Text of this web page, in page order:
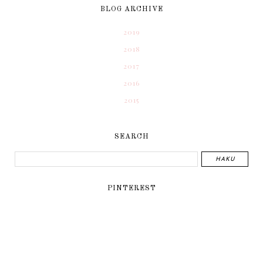
BLOG ARCHIVE
2019
2018
2017
2016
2015
SEARCH
PINTEREST